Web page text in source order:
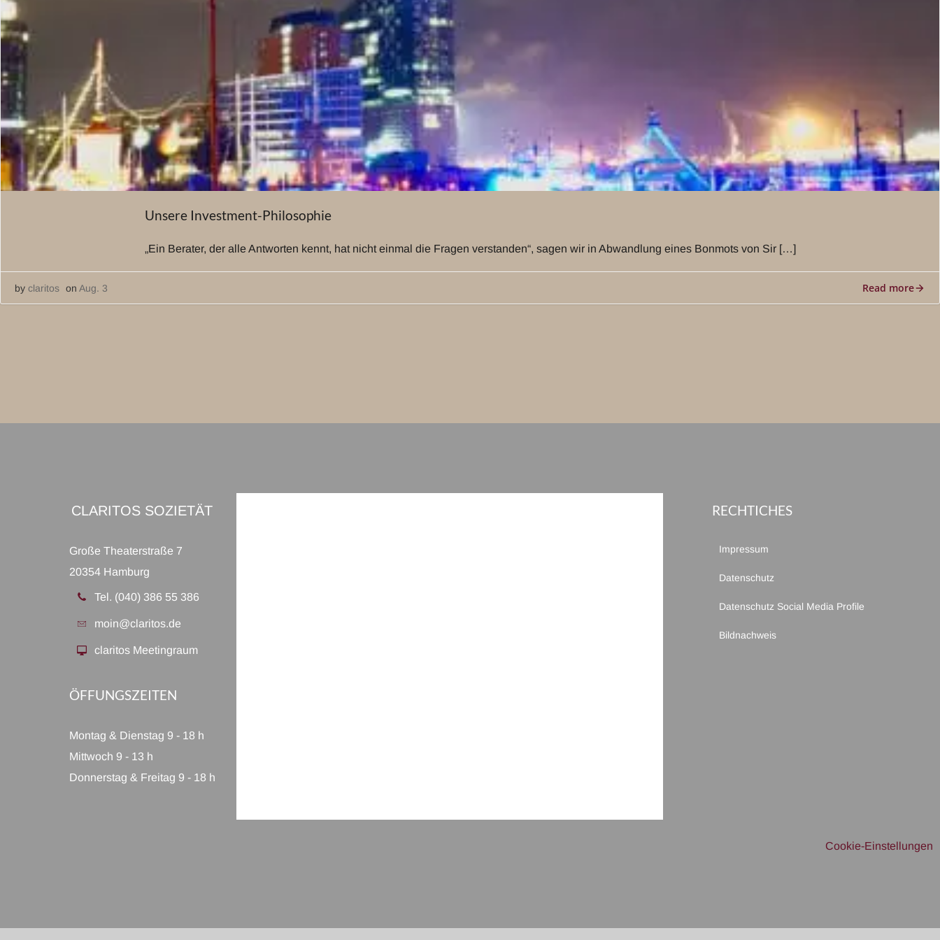
Unsere Investment-Philosophie
„Ein Berater, der alle Antworten kennt, hat nicht einmal die Fragen verstanden“, sagen wir in Abwandlung eines Bonmots von Sir […]
by claritos on Aug. 3 Read more
CLARITOS SOZIETÄT
Große Theaterstraße 7
20354 Hamburg
Tel. (040) 386 55 386
moin@claritos.de
claritos Meetingraum
ÖFFUNGSZEITEN
Montag & Dienstag 9 - 18 h
Mittwoch 9 - 13 h
Donnerstag & Freitag 9 - 18 h
RECHTICHES
Impressum
Datenschutz
Datenschutz Social Media Profile
Bildnachweis
Cookie-Einstellungen